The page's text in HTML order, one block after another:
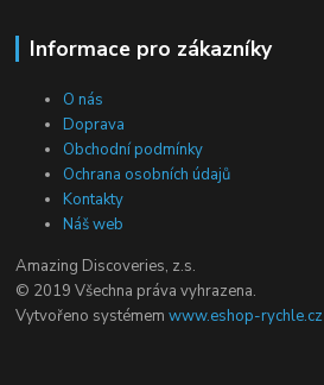
Informace pro zákazníky
O nás
Doprava
Obchodní podmínky
Ochrana osobních údajů
Kontakty
Náš web
Amazing Discoveries, z.s.
© 2019 Všechna práva vyhrazena.
Vytvořeno systémemwww.eshop-rychle.cz